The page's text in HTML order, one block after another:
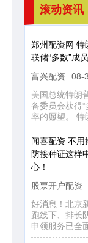
滚动资讯
郑州配资网 特
联储“多数”成
富兴配资 08-
美国总统特朗
备委员会获得
率的愿望。 特
闻喜配资 不
防接种证这样
心！
股票开户配资
好消息！北京
跑线下、排长
申领服务已全